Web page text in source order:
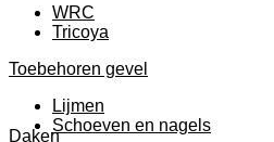
WRC
Tricoya
Toebehoren gevel
Lijmen
Schoeven en nagels
Daken